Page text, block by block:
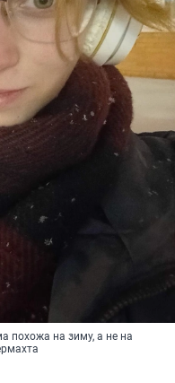
похожа на зиму, а не на